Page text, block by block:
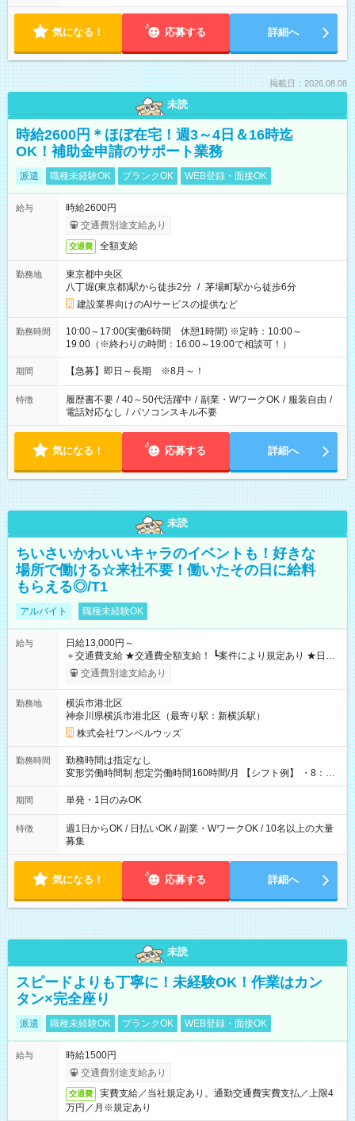
気になる！ 応募する 詳細へ
掲載日：2026.08.08
未読
時給2600円＊ほぼ在宅！週3～4日＆16時迄
OK！補助金申請のサポート業務
派遣 職種未経験OK ブランクOK WEB登録・面接OK
給与
時給2600円
交通費別途支給あり
交通費 全額支給
勤務地
東京都中央区
八丁堀(東京都)駅から徒歩2分 / 茅場町駅から徒歩6分
建設業界向けのAIサービスの提供など
勤務時間
10:00～17:00(実働6時間 休憩1時間) ※定時：10:00～
19:00（※終わりの時間：16:00～19:00で相談可！）
期間 【急募】即日～長期 ※8月～！
特徴 履歴書不要 / 40～50代活躍中 / 副業・WワークOK / 服装自由 /
電話対応なし / パソコンスキル不要
気になる！ 応募する 詳細へ
未読
ちいさいかわいいキャラのイベントも！好きな
場所で働ける☆来社不要！働いたその日に給料
もらえる◎/T1
アルバイト 職種未経験OK
給与
日給13,000円～
＋交通費支給 ★交通費全額支給！ ┗案件により規定あり ★日払
いOK！（規定あり） ┗働いたその日に現金GET♪ お仕事後はコ
ンビニATMから 日払い分を引き落とせます！ 【試用期間】試
交通費別途支給あり
勤務地
横浜市港北区
神奈川県横浜市港北区（最寄り駅：新横浜駅）
株式会社ワンベルウッズ
勤務時間
勤務時間は指定なし
変形労働時間制 想定労働時間160時間/月 【シフト例】 ・8：00
～21：00
期間 単発・1日のみOK
特徴
週1日からOK / 日払いOK / 副業・WワークOK / 10名以上の大量
募集
気になる！ 応募する 詳細へ
未読
スピードよりも丁寧に！未経験OK！作業はカン
タン×完全座り
派遣 職種未経験OK ブランクOK WEB登録・面接OK
給与
時給1500円
交通費別途支給あり
交通費
実費支給／当社規定あり。通勤交通費実費支払／上限4
万円／月※規定あり